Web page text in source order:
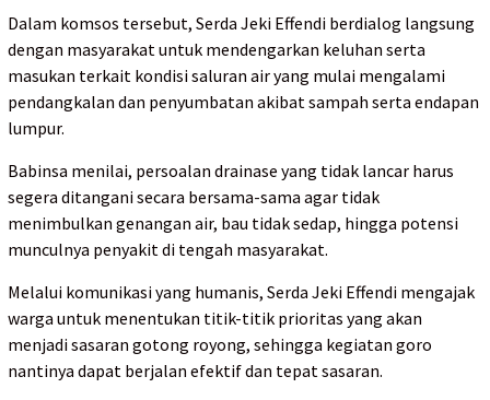
Dalam komsos tersebut, Serda Jeki Effendi berdialog langsung
dengan masyarakat untuk mendengarkan keluhan serta
masukan terkait kondisi saluran air yang mulai mengalami
pendangkalan dan penyumbatan akibat sampah serta endapan
lumpur.
Babinsa menilai, persoalan drainase yang tidak lancar harus
segera ditangani secara bersama-sama agar tidak
menimbulkan genangan air, bau tidak sedap, hingga potensi
munculnya penyakit di tengah masyarakat.
Melalui komunikasi yang humanis, Serda Jeki Effendi mengajak
warga untuk menentukan titik-titik prioritas yang akan
menjadi sasaran gotong royong, sehingga kegiatan goro
nantinya dapat berjalan efektif dan tepat sasaran.